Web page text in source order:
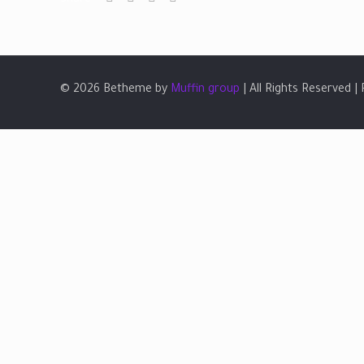
© 2026 Betheme by Muffin group | All Rights Reserved |